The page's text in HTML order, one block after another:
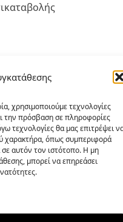
χρησιμοποιούμε τεχνολογίες
την πρόσβαση σε πληροφορίες
τεχνολογίες θα μας επιτρέψει
χαρακτήρα, όπως συμπεριφορά
αυτόν τον ιστότοπο. Η μη
μπορεί να επηρεάσει